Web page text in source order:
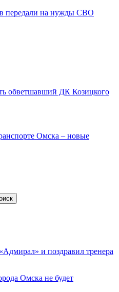
передали на нужды СВО
обветшавший ДК Козицкого
Омска – новые
и поздравил тренера
Омска не будет